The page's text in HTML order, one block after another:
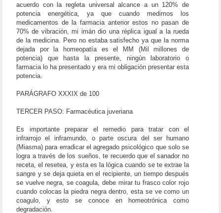
acuerdo con la regleta universal alcance a un 120% de
potencia energética, ya que cuando medimos los
medicamentos de la farmacia anterior estos no pasan de
70% de vibración, mi imán dio una réplica igual a la rueda
de la medicina. Pero no estaba satisfecho ya que la norma
dejada por la homeopatía es el MM (Mil millones de
potencia) que hasta la presente, ningún laboratorio o
farmacia lo ha presentado y era mi obligación presentar esta
potencia.
PARÁGRAFO XXXIX de 100
TERCER PASO: Farmacéutica juveriana
Es importante preparar el remedio para tratar con el
infrarrojo el inframundo, o parte oscura del ser humano
(Miasma) para erradicar el agregado psicológico que solo se
logra a través de los sueños, te recuerdo que el sanador no
receta, el resetea, y esta es la lógica cuando se te extrae la
sangre y se deja quieta en el recipiente, un tiempo después
se vuelve negra, se coagula, debe mirar tu frasco color rojo
cuando colocas la piedra negra dentro, esta se ve como un
coagulo, y esto se conoce en homeotrónica como
degradación.